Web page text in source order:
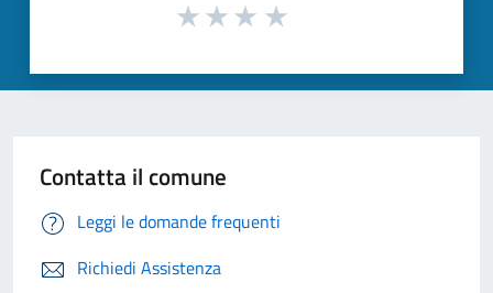
Contatta il comune
Leggi le domande frequenti
Richiedi Assistenza